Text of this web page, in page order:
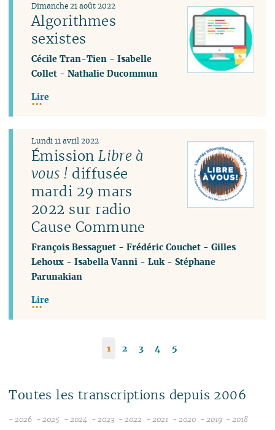
Algorithmes
sexistes
Dimanche 21 août 2022
Cécile Tran-Tien -Isabelle
Collet -Nathalie Ducommun
Lire
ÉmissionLibre à
vous ! diffusée
mardi 29 mars
2022 sur radio
Cause Commune
Lundi 11 avril 2022
François Bessaguet -Frédéric Couchet -Gilles
Lehoux -Isabella Vanni -Luk-Stéphane
Parunakian
Lire
1 2 3 4 5
Toutes les transcriptions depuis 2006
- 2026 - 2025 - 2024 - 2023 - 2022 - 2021 - 2020 - 2019 - 2018